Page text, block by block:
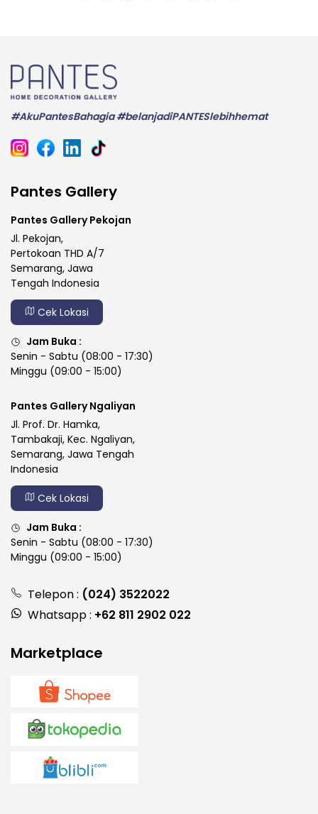
#AkuPantesBahagia #belanjadiPANTESlebihhemat
Pantes Gallery
Pantes Gallery Pekojan
Jl. Pekojan,
Pertokoan THD A/7
Semarang, Jawa
Tengah Indonesia
Cek Lokasi
Jam Buka :
Senin - Sabtu (08:00 - 17:30)
Minggu (09:00 - 15:00)
Pantes Gallery Ngaliyan
Jl. Prof. Dr. Hamka,
Tambakaji, Kec. Ngaliyan,
Semarang, Jawa Tengah
Indonesia
Cek Lokasi
Jam Buka :
Senin - Sabtu (08:00 - 17:30)
Minggu (09:00 - 15:00)
Telepon : (024) 3522022
Whatsapp : +62 811 2902 022
Marketplace